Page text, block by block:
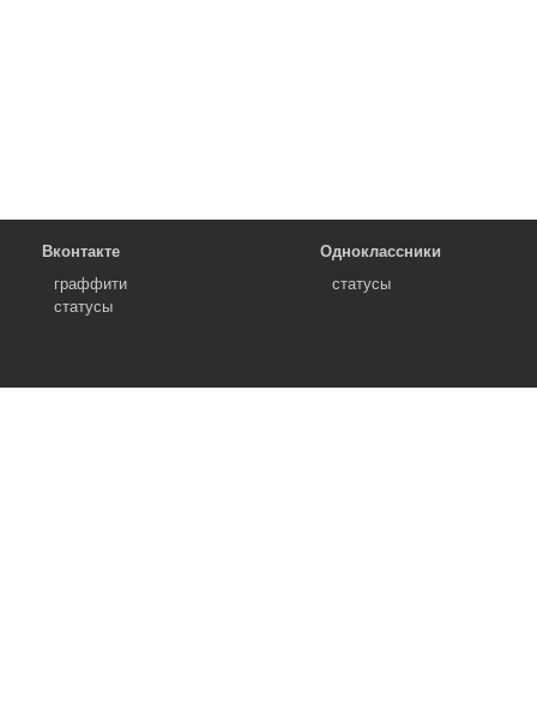
Вконтакте
граффити
статусы
Одноклассники
статусы